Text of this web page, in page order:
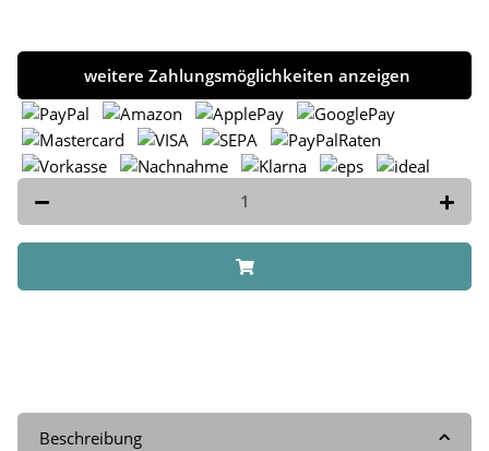
weitere Zahlungsmöglichkeiten anzeigen
Beschreibung